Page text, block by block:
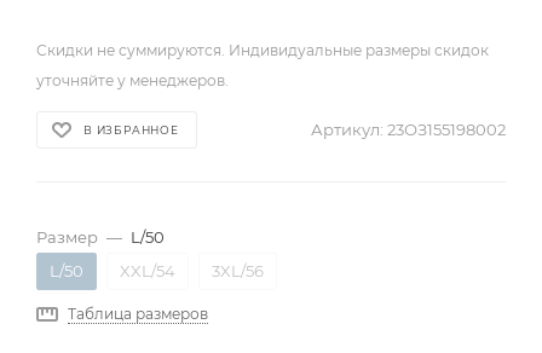
В ИЗБРАННОЕ Артикул: 23ОЗ155198002
Размер — L/50
L/50
XXL/54 3XL/56
Таблица размеров
Скидки не суммируются. Индивидуальные размеры скидок
уточняйте у менеджеров.